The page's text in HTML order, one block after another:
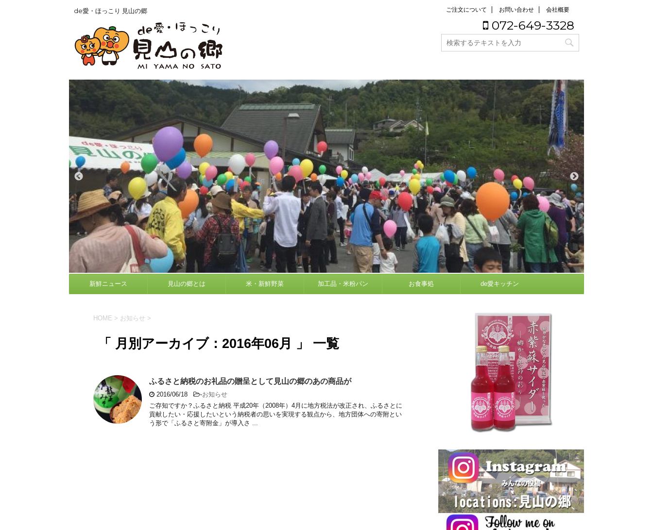
de愛・ほっこり 見山の郷 ご注文について お問い合わせ 会社概要
072-649-3328
新鮮ニュース 見山の郷とは 米・新鮮野菜 加工品・米粉パン お食事処 de愛キッチン
HOME > お知らせ >
「 月別アーカイブ：2016年06月 」 一覧
ふるさと納税のお礼品の贈呈として見山の郷のあの商品が
2016/06/18 -お知らせ
ご存知ですか？ふるさと納税 平成20年（2008年）4月に地方税法が改正され、ふるさとに
貢献したい・応援したいという納税者の思いを実現する観点から、地方団体への寄附とい
う形で「ふるさと寄附金」が導入さ ...